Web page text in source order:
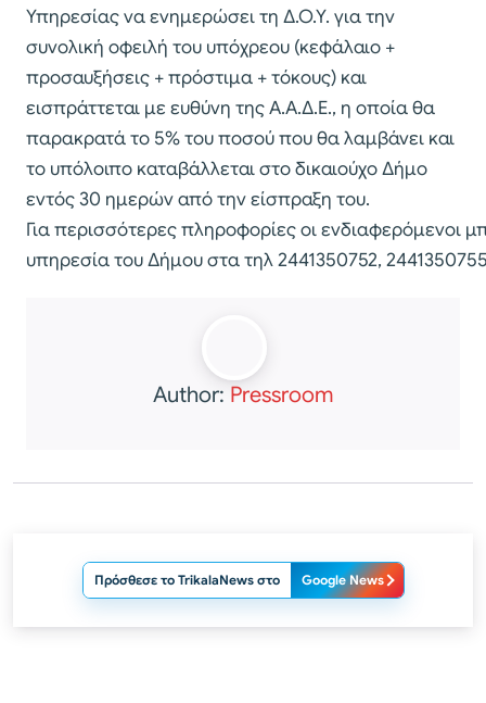
Υπηρεσίας να ενημερώσει τη Δ.Ο.Υ. για την
συνολική οφειλή του υπόχρεου (κεφάλαιο +
προσαυξήσεις + πρόστιμα + τόκους) και
εισπράττεται με ευθύνη της Α.Α.Δ.Ε., η οποία θα
παρακρατά το 5% του ποσού που θα λαμβάνει και
το υπόλοιπο καταβάλλεται στο δικαιούχο Δήμο
εντός 30 ημερών από την είσπραξη του.
Για περισσότερες πληροφορίες οι ενδιαφερόμενοι
υπηρεσία του Δήμου στα τηλ 2441350752,
Author: Pressroom
Πρόσθεσε το TrikalaNews στο Google News